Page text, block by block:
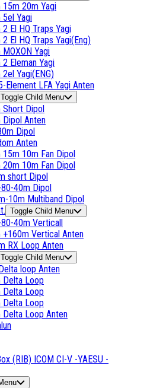
15m 20m Yagi
5el Yagi
El HQ Traps Yagi
El HQ Traps Yagi(Eng)
Yagi
Eleman Yagi
Yagi(ENG)
Element LFA Yagi Anten
Toggle Child Menu
Short Dipol
Dipol Anten
Dipol
Anten
15m 10m Fan Dipol
20m 10m Fan Dipol
short Dipol
40m Dipol
10m Multiband Dipol
Toggle Child Menu
40m Verticall
+160m Vertical Anten
RX Loop Anten
Toggle Child Menu
loop Anten
Delta Loop
Delta Loop
Delta Loop
Delta Loop Anten
(RIB) ICOM CI-V -YAESU -